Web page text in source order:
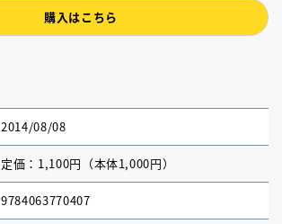
購入はこちら
2014/08/08
定価：1,100円（本体1,000円）
9784063770407